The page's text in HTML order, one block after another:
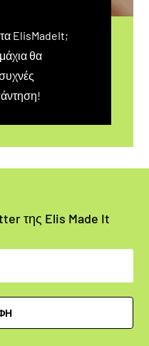
ElisMadeIt;
θα
της Elis Made It